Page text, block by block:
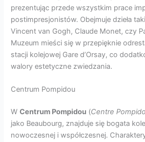
prezentując przede wszystkim prace
postimpresjonistów. Obejmuje dzieła
Vincent van Gogh, Claude Monet, czy
Muzeum mieści się w przepięknie
stacji kolejowej Gare d’Orsay, co
walory estetyczne zwiedzania.
Centrum Pompidou
WCentrum Pompidou (Centre
jako Beaubourg, znajduje się bogata
nowoczesnej i współczesnej.